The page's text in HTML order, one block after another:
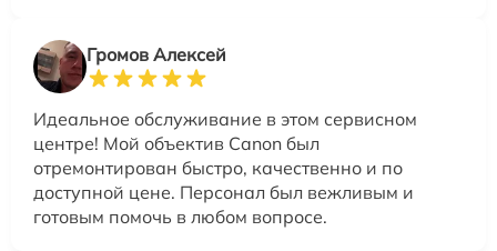
Громов Алексей
Идеальное обслуживание в этом сервисном
центре! Мой объектив Canon был
отремонтирован быстро, качественно и по
доступной цене. Персонал был вежливым и
готовым помочь в любом вопросе.